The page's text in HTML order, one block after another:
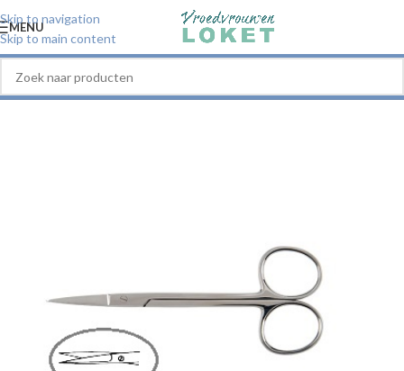
Skip to navigation
Skip to main content
MENU